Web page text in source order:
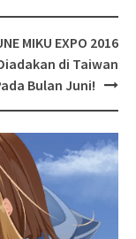
MIKU EXPO 2016
di Taiwan
Bulan Juni!